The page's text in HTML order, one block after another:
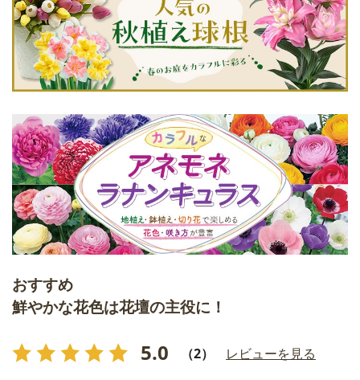
おすすめ
鮮やかな花色は花壇の主役に！
5.0 （2） レビューを見る